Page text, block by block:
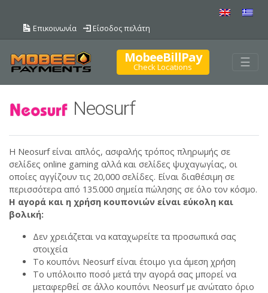
Επικοινωνία Είσοδος πελάτη
MobeeBillPay
Check Locations ☰
Neosurf
H Neosurf είναι απλός, ασφαλής τρόπος πληρωμής σε
σελίδες online gaming αλλά και σελίδες ψυχαγωγίας, οι
οποίες αγγίζουν τις 20,000 σελίδες. Είναι διαθέσιμη σε
περισσότερα από 135.000 σημεία πώλησης σε όλο τον κόσμο.
Η αγορά και η χρήση κουπονιών είναι εύκολη και
βολική:
Δεν χρειάζεται να καταχωρείτε τα προσωπικά σας
στοιχεία
Το κουπόνι Neosurf είναι έτοιμο για άμεση χρήση
Το υπόλοιπο ποσό μετά την αγορά σας μπορεί να
μεταφερθεί σε άλλο κουπόνι Neosurf με ανώτατο όριο